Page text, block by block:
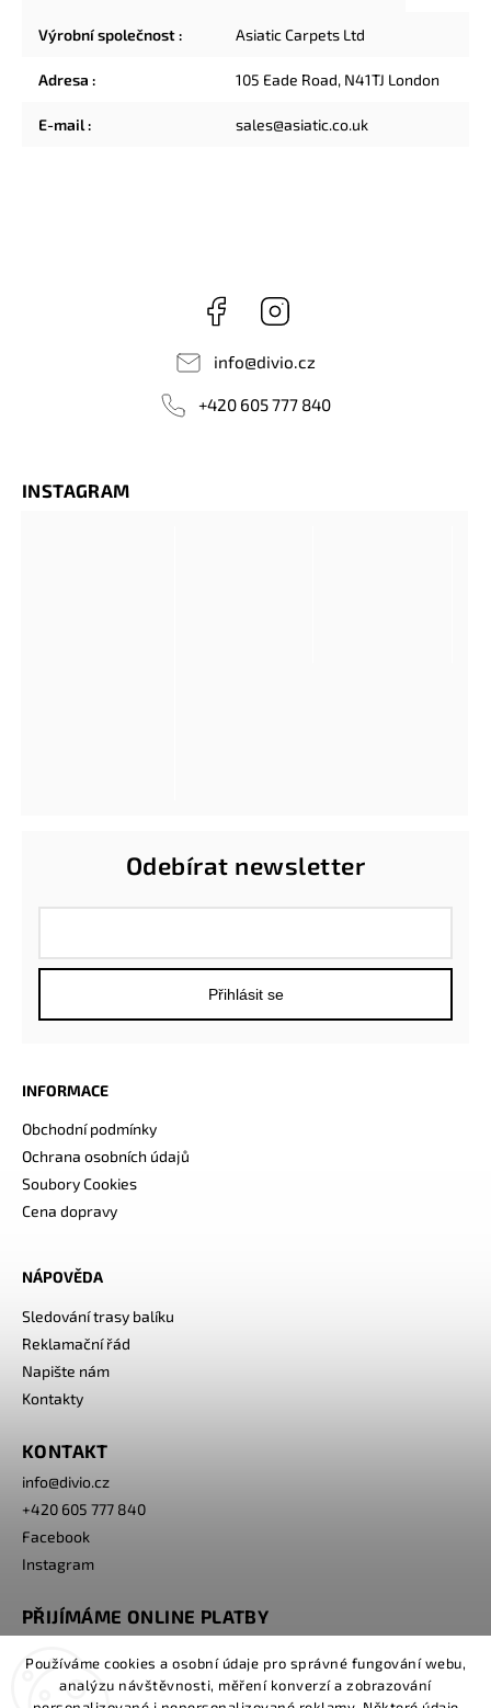
Používáme cookies a osobní údaje pro správné fungování webu,
analýzu návštěvnosti, měření konverzí a zobrazování
Výrobní společnost: Asiatic Carpets Ltd
Adresa : 105 Eade Road, N41TJ London
E-mail: sales@asiatic.co.uk
Facebook
info@divio.cz
+420 605 777 840
INFORMACE
Obchodní podmínky
Ochrana osobních údajů
Soubory Cookies
Cena dopravy
NÁPOVĚDA
Sledování trasy balíku
Reklamační řád
Napište nám
Kontakty
INSTAGRAM
Odebírat newsletter
Přihlásit se
KONTAKT
info@divio.cz
+420 605 777 840
Facebook
Instagram
PŘIJÍMÁME ONLINE PLATBY